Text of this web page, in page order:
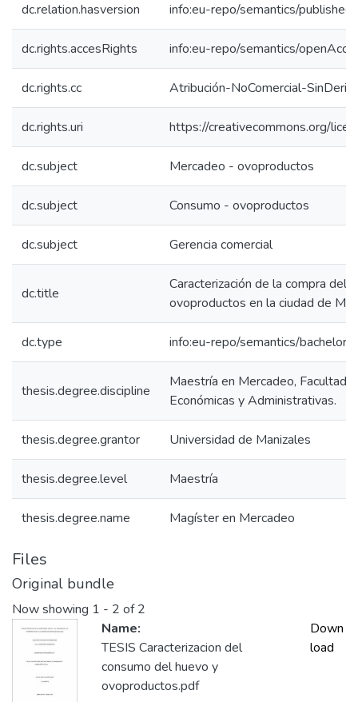
dc.relation.hasversion info:eu-repo/semantics/
dc.rights.accesRights info:eu-repo/semantics/
dc.rights.cc Atribución-NoComercial-
dc.rights.uri https://creativecommons.org/
dc.subject Mercadeo - ovoproductos
dc.subject Consumo - ovoproductos
dc.subject Gerencia comercial
dc.title
Caracterización de la compra del
ovoproductos en la ciudad de
dc.type info:eu-repo/semantics/
thesis.degree.discipline
Maestría en Mercadeo, Facultad
Económicas y Administrativas.
thesis.degree.grantor Universidad de Manizales
thesis.degree.level Maestría
thesis.degree.name Magíster en Mercadeo
Files
Original bundle
Now showing 1 - 2 of 2
Name:
TESIS Caracterizacion del
consumo del huevo y
ovoproductos.pdf
Down
load